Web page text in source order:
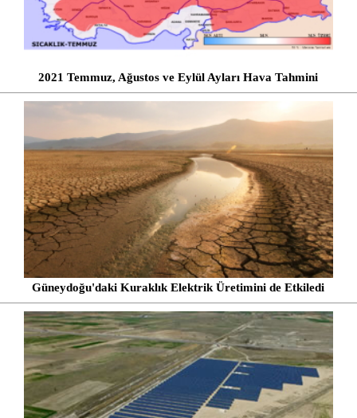
2021 Temmuz, Ağustos ve Eylül Ayları Hava Tahmini
Güneydoğu'daki Kuraklık Elektrik Üretimini de Etkiledi